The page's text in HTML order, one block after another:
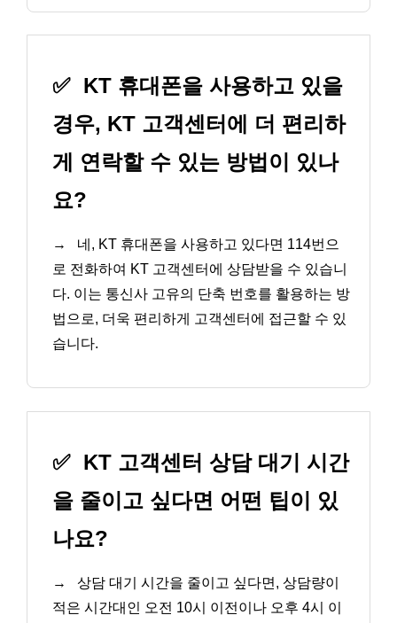
✅ KT 휴대폰을 사용하고 있을
경우, KT 고객센터에 더 편리하
게 연락할 수 있는 방법이 있나
요?
→
네, KT 휴대폰을 사용하고 있다면 114번으
로 전화하여 KT 고객센터에 상담받을 수 있습니
다. 이는 통신사 고유의 단축 번호를 활용하는 방
법으로, 더욱 편리하게 고객센터에 접근할 수 있
습니다.
✅ KT 고객센터 상담 대기 시간
을 줄이고 싶다면 어떤 팁이 있
나요?
→
상담 대기 시간을 줄이고 싶다면, 상담량이
적은 시간대인 오전 10시 이전이나 오후 4시 이